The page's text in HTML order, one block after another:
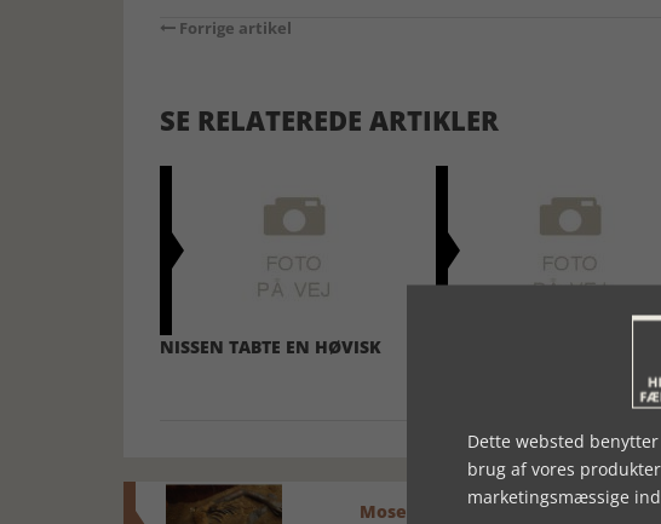
Forrige artikel
SE RELATEREDE ARTIKLER
NISSEN TABTE EN HØVISK
Mosefolket
Dette websted
brug af vores
marketingsmæssige